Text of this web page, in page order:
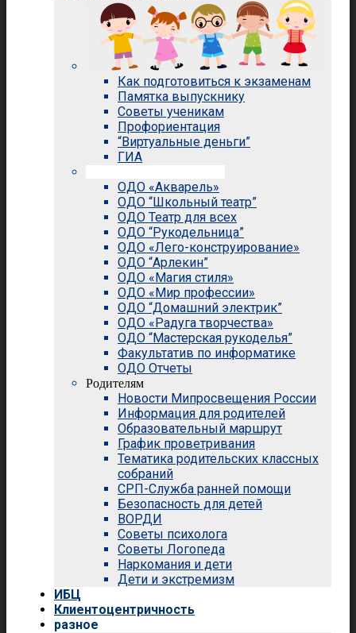
Как подготовиться к экзаменам
Памятка выпускнику
Советы ученикам
Профориентация
“Виртуальные деньги”
ГИА
ОДО «Акварель»
ОДО “Школьный театр”
ОДО Театр для всех
ОДО “Рукодельница”
ОДО «Лего-конструирование»
ОДО “Арлекин”
ОДО «Магия стиля»
ОДО «Мир профессии»
ОДО “Домашний электрик”
ОДО «Радуга творчества»
ОДО “Мастерская рукоделья”
Факультатив по информатике
ОДО Отчеты
Родителям
Новости Мипросвещения России
Информация для родителей
Образовательный маршрут
График проветривания
Тематика родительских классных
собраний
СРП-Служба ранней помощи
Безопасность для детей
ВОРДИ
Советы психолога
Советы Логопеда
Наркомания и дети
Дети и экстремизм
ИБЦ
Клиентоцентричность
разное